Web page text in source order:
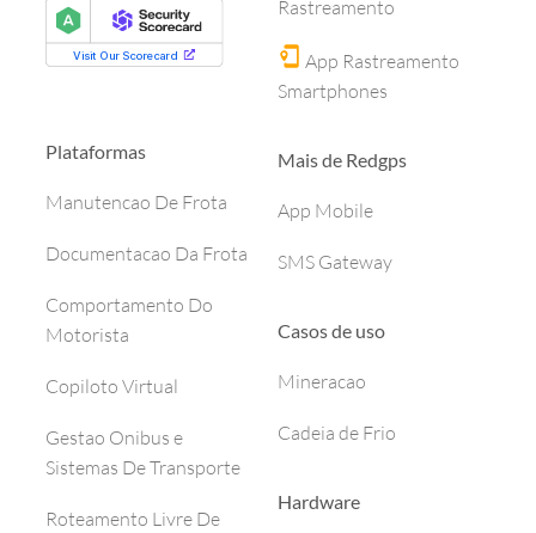
Plataformas
Manutencao De Frota
Documentacao Da Frota
Comportamento Do
Motorista
Copiloto Virtual
Gestao Onibus e
Sistemas De Transporte
Roteamento Livre De
Rastreamento
App Rastreamento
Smartphones
Mais de Redgps
App Mobile
SMS Gateway
Casos de uso
Mineracao
Cadeia de Frio
Hardware